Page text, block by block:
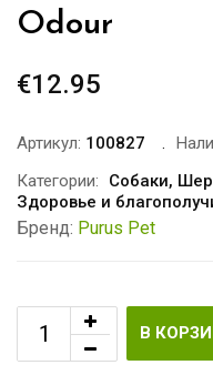
Odour
€12.95
Артикул: 100827
Категории:
Собаки,
Здоровье и
Бренд: Purus Pet
В